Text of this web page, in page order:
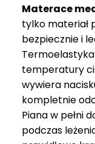
Materace
tylko materiał
bezpiecznie i
temperatury
wywiera
kompletnie
Piana w pełni
podczas